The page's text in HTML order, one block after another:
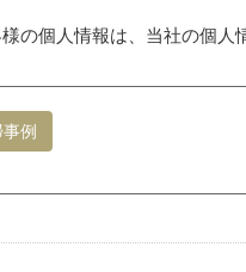
の個人情報は、当社の個人
例